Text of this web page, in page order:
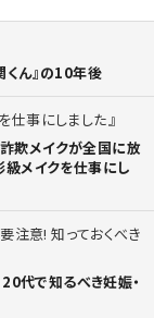
くん』の10年後
仕事にしました
欺メイクが全国に放
メイクを仕事にし
注意! 知っておくべき
代で知るべき妊娠・